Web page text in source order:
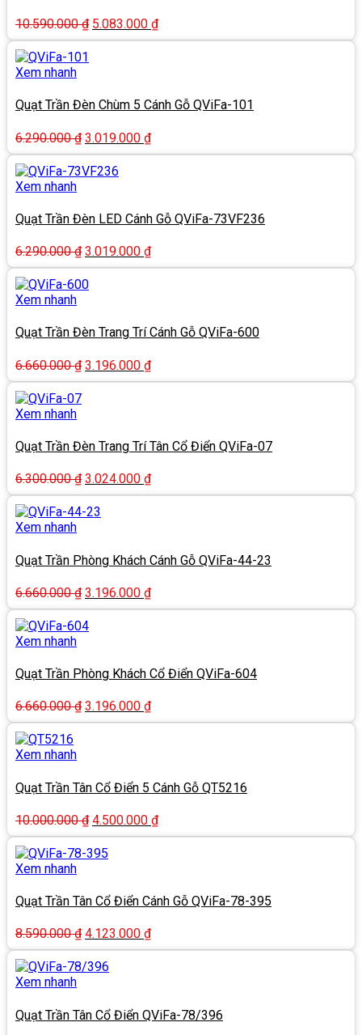
10.590.000₫ Giá
gốc
5.083.000 ₫Giá
hiện
Xem nhanh
Quạt Trần Đèn Chùm 5 Cánh Gỗ QViFa-101
6.290.000₫ Giá
gốc
là:
3.019.000 ₫Giá
hiện
Xem nhanh
Quạt Trần Đèn LED Cánh Gỗ QViFa-73VF236
6.290.000₫ Giá
gốc
là:
3.019.000 ₫Giá
hiện
Xem nhanh
Quạt Trần Đèn Trang Trí Cánh Gỗ QViFa-600
6.660.000₫ Giá
gốc
3.196.000 ₫Giá
hiện
Xem nhanh
Quạt Trần Đèn Trang Trí Tân Cổ Điển QViFa-07
6.300.000₫ Giá
gốc
là:
3.024.000 ₫Giá
hiện
Xem nhanh
Quạt Trần Phòng Khách Cánh Gỗ QViFa-44-23
6.660.000₫ Giá
gốc
là:
3.196.000 ₫Giá
hiện
Xem nhanh
Quạt Trần Phòng Khách Cổ Điển QViFa-604
6.660.000₫ Giá
gốc
3.196.000 ₫Giá
hiện
Xem nhanh
Quạt Trần Tân Cổ Điển 5 Cánh Gỗ QT5216
10.000.000₫ Giá
gốc
là:
4.500.000 ₫Giá
hiện
Xem nhanh
Quạt Trần Tân Cổ Điển Cánh Gỗ QViFa-78-395
8.590.000₫ Giá
gốc
là:
4.123.000 ₫Giá
hiện
Xem nhanh
Quạt Trần Tân Cổ Điển QViFa-78/396